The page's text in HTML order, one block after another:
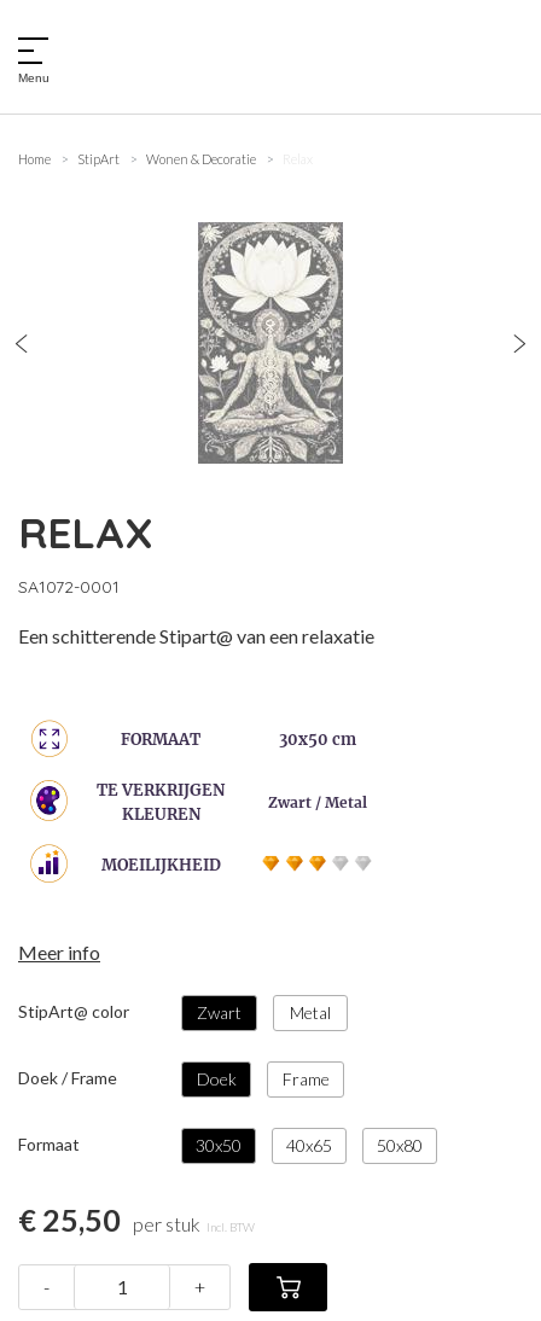
Menu
Home StipArt Wonen & Decoratie
RELAX
SA1072-0001
Een schitterende Stipart@ van een relaxatie
FORMAAT 30x50 cm
TE VERKRIJGEN
KLEUREN
Zwart / Metal
MOEILIJKHEID
Meer info
StipArt@ color Zwart Metal
Doek / Frame Doek Frame
Formaat 30x50 40x65 50x80
€ 25,50 per stuk Incl. BTW
- +